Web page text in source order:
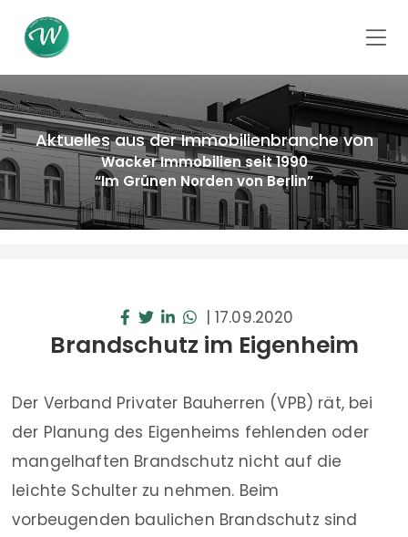
Aktuelles aus der Immobilienbranche von
Wacker Immobilien seit 1990
“Im Grünen Norden von Berlin”
| 17.09.2020
Brandschutz im Eigenheim
Der Verband Privater Bauherren (VPB) rät, bei
der Planung des Eigenheims fehlenden oder
mangelhaften Brandschutz nicht auf die
leichte Schulter zu nehmen. Beim
vorbeugenden baulichen Brandschutz sind